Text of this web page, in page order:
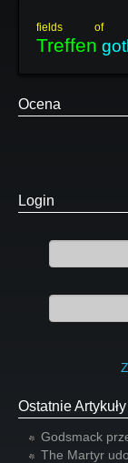
fields of
Treffen
Ocena
Login
Ostatnie Artykuły
Godsmack
The Martyr